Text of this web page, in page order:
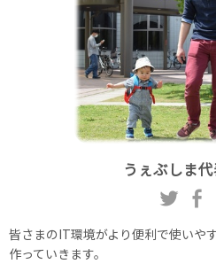
うぇぶしま
皆さまのIT環境がより便利で使いや
作っていきます。